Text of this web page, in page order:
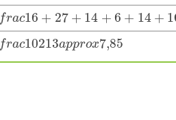
frac16 + 27 + 14 + 6 + 14 +
frac10213approx7,85